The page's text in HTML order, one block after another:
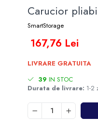
Carucior
SmartStorage
167,76 Lei
LIVRARE GRATUITA
39 IN STOC
Durata de livrare: 1-2